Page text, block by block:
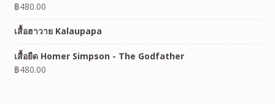
฿480.00
เสื้อฮาวาย Kalaupapa
เสื้อยืด Homer Simpson - The Godfather
฿480.00